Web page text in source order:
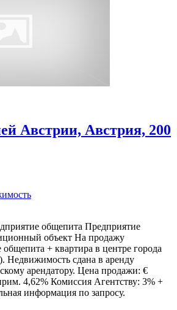
Австрии, Австрия, 200
общепита Предприятие
объект На продажу
общепита + квартира в центре города
Недвижимость сдана в аренду
арендатору. Цена продажи: €
4,62% Комиссия Агентству: 3% +
информация по запросу.